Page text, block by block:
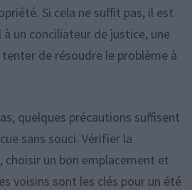
Si cela ne suffit pas, il est
un conciliateur de justice, une
de résoudre le problème à
quelques précautions suffisent
sans souci. Vérifier la
un bon emplacement et
voisins sont les clés pour un été